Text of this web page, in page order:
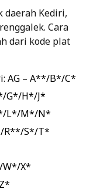
daerah Kediri,
Cara
dari kode plat
AG – A**/B*/C*
G*/H*/J*
L*/M*/N*
R**/S*/T*
W*/X*